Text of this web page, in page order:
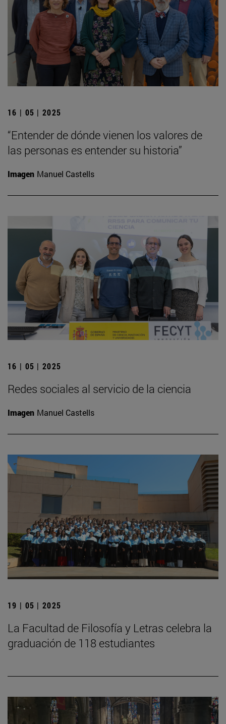
16 | 05 | 2025
“Entender de dónde vienen los valores de
las personas es entender su historia”
Imagen Manuel Castells
16 | 05 | 2025
Redes sociales al servicio de la ciencia
Imagen Manuel Castells
19 | 05 | 2025
La Facultad de Filosofía y Letras celebra la
graduación de 118 estudiantes